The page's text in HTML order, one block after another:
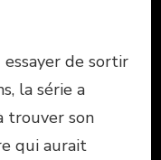
de sortir
la série a
trouver son
qui aurait